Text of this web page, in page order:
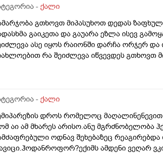
- ქალი
გთხოვთ მიპასუხოთ დედას
გაიკეთა და გაუარა ეზლა ისევ
ასე იყოს რაიონში დარჩა ორჯერ და
რა შეიძლევა იწვევდეს გთხოვთ
- ქალი
დროს რომელოც
აი ამ მხარეს არისო.ანუ მგრძნობელობა
ოდნავ შეხებაზეც
ამდენი ვეღარ